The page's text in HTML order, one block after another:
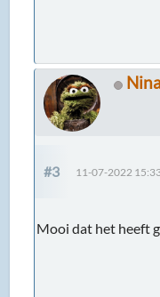
#3 11-07-2022
Mooi dat het heeft